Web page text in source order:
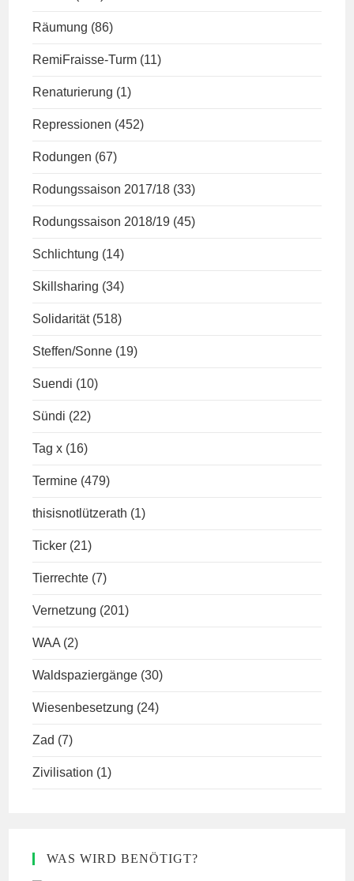
Räumung (86)
RemiFraisse-Turm (11)
Renaturierung (1)
Repressionen (452)
Rodungen (67)
Rodungssaison 2017/18 (33)
Rodungssaison 2018/19 (45)
Schlichtung (14)
Skillsharing (34)
Solidarität (518)
Steffen/Sonne (19)
Suendi (10)
Sündi (22)
Tag x (16)
Termine (479)
thisisnotlützerath (1)
Ticker (21)
Tierrechte (7)
Vernetzung (201)
WAA (2)
Waldspaziergänge (30)
Wiesenbesetzung (24)
Zad (7)
Zivilisation (1)
WAS WIRD BENÖTIGT?